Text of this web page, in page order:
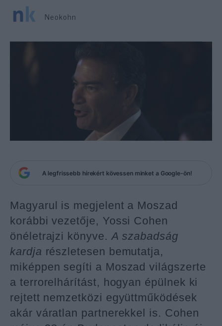
Neokohn
A legfrissebb hírekért kövessen minket a Google-ön!
Magyarul is megjelent a Moszad
korábbi vezetője, Yossi Cohen
önéletrajzi könyve.A szabadság
kardja részletesen bemutatja,
miképpen segíti a Moszad világszerte
a terrorelhárítást, hogyan épülnek ki
rejtett nemzetközi együttműködések
akár váratlan partnerekkel is. Cohen